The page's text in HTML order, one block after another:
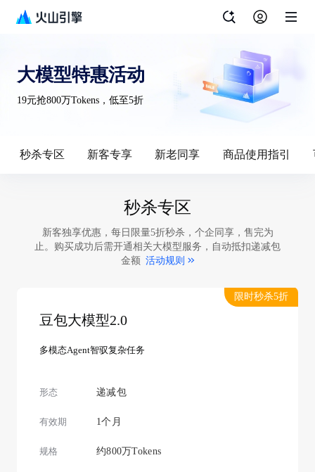
大模型特惠活动
19元抢800万Tokens，低至5折
秒杀专区 新客专享 新老同享 商品使用指引
秒杀专区
新客独享优惠，每日限量5折秒杀，个企同享，售完为
止。购买成功后需开通相关大模型服务，自动抵扣递减包
金额 活动规则
限时秒杀5折
豆包大模型2.0
多模态Agent智驭复杂任务
形态 递减包
有效期 1个月
规格 约800万Tokens